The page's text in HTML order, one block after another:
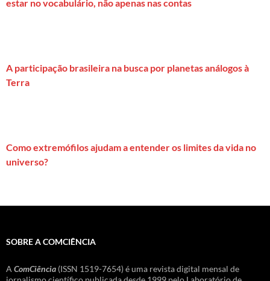
estar no vocabulário, não apenas nas contas
A participação brasileira na busca por planetas análogos à
Terra
Como extremófilos ajudam a entender os limites da vida no
universo?
SOBRE A COMCIÊNCIA
A ComCiência (ISSN 1519-7654) é uma revista digital mensal de